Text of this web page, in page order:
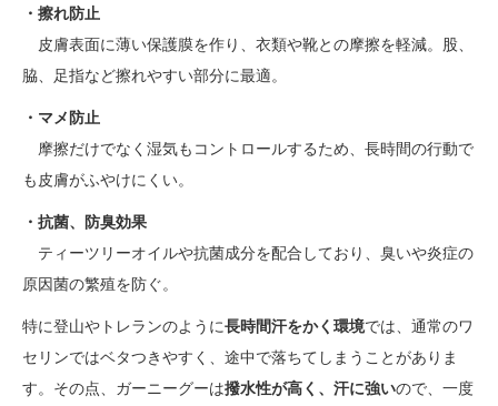
・擦れ防止
皮膚表面に薄い保護膜を作り、衣類や靴との摩擦を軽減。股、
脇、足指など擦れやすい部分に最適。
・マメ防止
摩擦だけでなく湿気もコントロールするため、長時間の行動で
も皮膚がふやけにくい。
・抗菌、防臭効果
ティーツリーオイルや抗菌成分を配合しており、臭いや炎症の
原因菌の繁殖を防ぐ。
特に登山やトレランのように長時間汗をかく環境では、通常のワ
セリンではベタつきやすく、途中で落ちてしまうことがありま
す。その点、ガーニーグーは撥水性が高く、汗に強いので、一度